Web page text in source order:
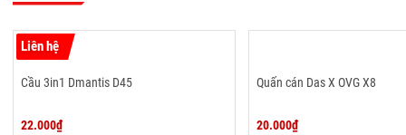
Liên hệ
Cầu 3in1 Dmantis D45
22.000₫
Quấn cán Das X OVG X8
20.000₫